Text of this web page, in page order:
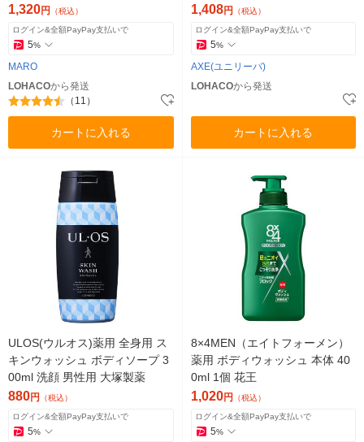
メンズ
1,320円 （税込）
ログイン&全額PayPay支払いで
5%
MARO
LOHACOから発送
（11）
カートに入れる
1,408円 （税込）
ログイン&全額PayPay支払いで
5%
AXE(ユニリーバ)
LOHACOから発送
カートに入れる
ULOS(ウルオス)薬用 全身用 ス
キンウォッシュ ボディソープ 3
00ml 洗顔 男性用 大塚製薬
880円 （税込）
ログイン&全額PayPay支払いで
5%
8×4MEN（エイトフォーメン）
薬用 ボディウォッシュ 本体 40
0ml 1個 花王
1,020円 （税込）
ログイン&全額PayPay支払いで
5%